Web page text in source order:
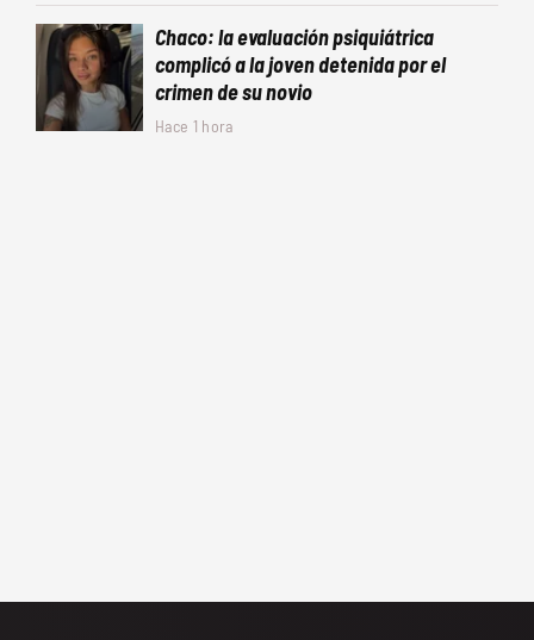
Chaco: la evaluación psiquiátrica
complicó a la joven detenida por el
crimen de su novio
Hace 1 hora